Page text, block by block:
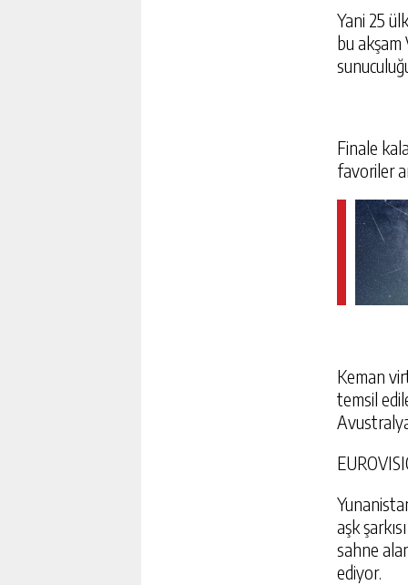
Yani 25
bu akşam
Finale
favoriler
Keman
temsil
aşk
sahne
ediyor.